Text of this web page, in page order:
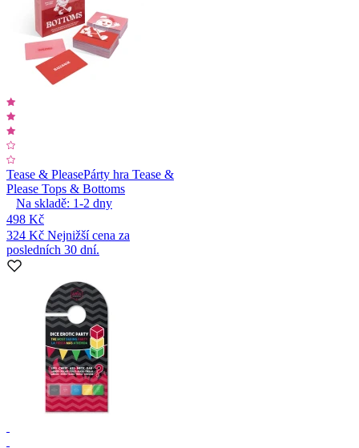
Tease & PleasePárty hra Tease &
Please Tops & Bottoms
Na skladě: 1-2 dny
498 Kč
324 Kč Nejnižší cena za
posledních 30 dní.